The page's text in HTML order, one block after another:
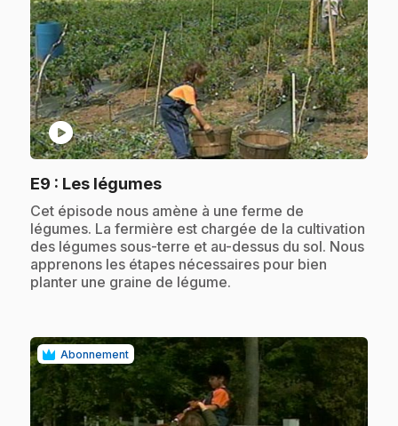
play_circle
E9 : Les légumes.
.Cet épisode nous amène à une ferme de
légumes. La fermière est chargée de la cultivation
des légumes sous-terre et au-dessus du sol. Nous
apprenons les étapes nécessaires pour bien
planter une graine de légume.
Abonnement